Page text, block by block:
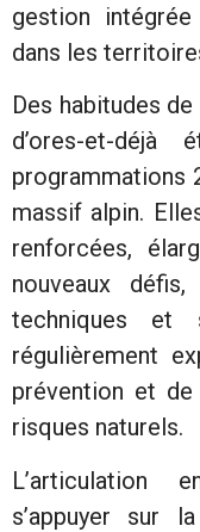
gestion
dans les
Des habitudes
d’ores-et-
programmations
massif alpin.
renforcées,
nouveaux
techniques et
régulièrement
prévention et
risques naturels.
L’articulation
s’appuyer sur